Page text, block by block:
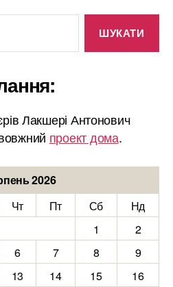
Лакшері Антонович
проект дома.
2026
Чт Пт Сб
Нд
1
2
6 7 8
9
13 14 15 16